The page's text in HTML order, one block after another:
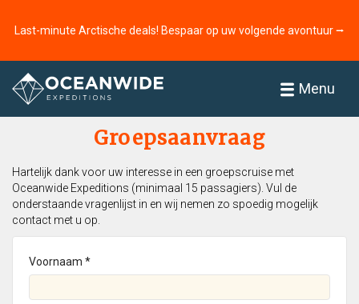
Last-minute Arctische deals! Bespaar op uw volgende avontuur ⭢
Menu
Home
Groepsaanvraag
Hartelijk dank voor uw interesse in een groepscruise met
Oceanwide Expeditions (minimaal 15 passagiers). Vul de
onderstaande vragenlijst in en wij nemen zo spoedig mogelijk
contact met u op.
Voornaam *